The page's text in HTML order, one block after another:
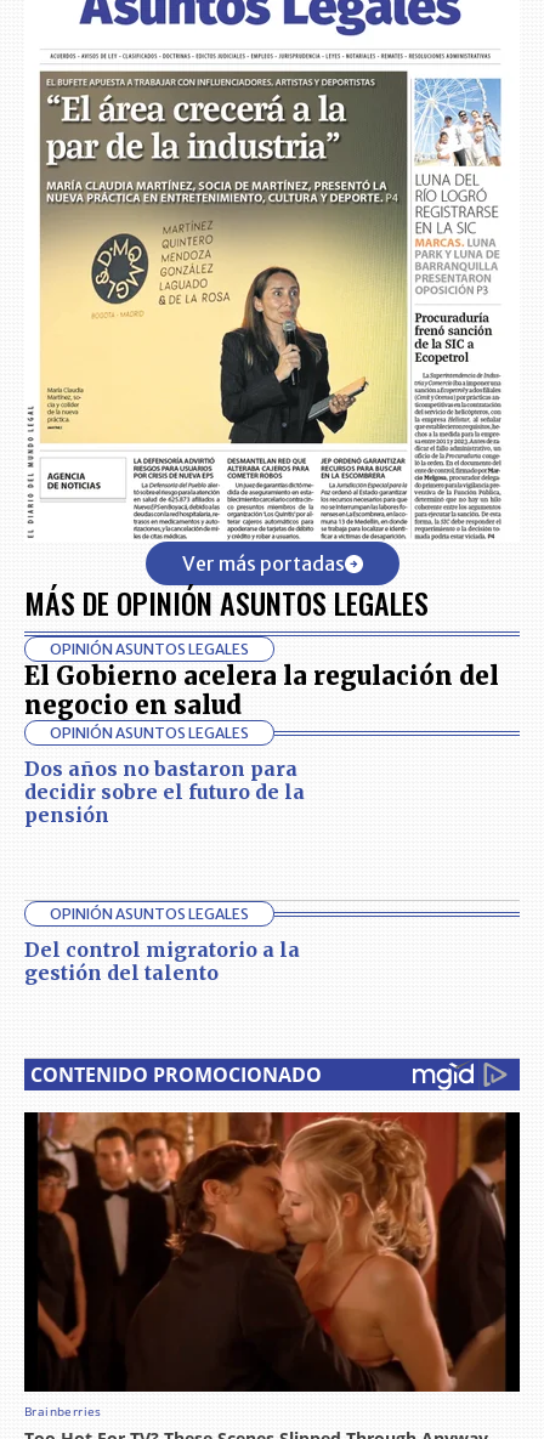
Ver más portadas
MÁS DE OPINIÓN ASUNTOS LEGALES
OPINIÓN ASUNTOS LEGALES
El Gobierno acelera la regulación del
negocio en salud
OPINIÓN ASUNTOS LEGALES
Dos años no bastaron para
decidir sobre el futuro de la
pensión
OPINIÓN ASUNTOS LEGALES
Del control migratorio a la
gestión del talento